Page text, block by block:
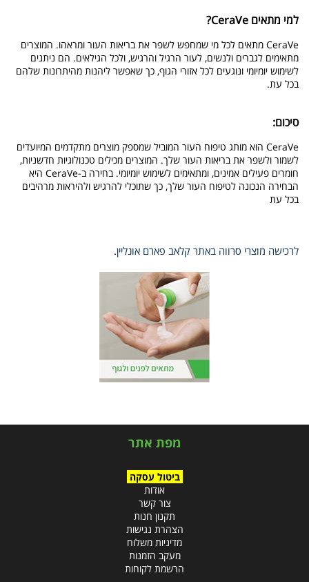
למי מתאים CeraVe?
CeraVe מתאים לכל מי שמחפש לשפר את בריאות העור ומראהו. המוצרים
מתאימים לגברים ולנשים, לעור הרגיל והרגיש, ולכל הגילאים. הם ניתנים
לשימוש יומיומי ונוגעים לכל אזורי הגוף, כך שאפשר ליהנות מהיתרונות שלהם
בכל עת.
סיכום:
CeraVe הוא מותג טיפוח העור המוביל שמספק מוצרים מתקדמים המיועדים
לשמור ולשפר את בריאות העור שלך. המוצרים מכילים טכנולוגיות חדשניות,
חומרים פעילים אמינים, ומתאימים לשימוש יומיומי. בחירה ב-CeraVe היא
הבחירה הנכונה לטיפוח העור שלך, כך שתוכלי להרגיש ולהיראות מרהיבים
בכל עת
לרכישה מוצרי סרווה באתר קלאב פארם אונליין.
מפת אתר
ביטול עסקה
אודות
צור קשר
תקנון חנות
הצהרת נגישות
מדיניות משלוח
מעקב הזמנות
הרשמת לקוחות